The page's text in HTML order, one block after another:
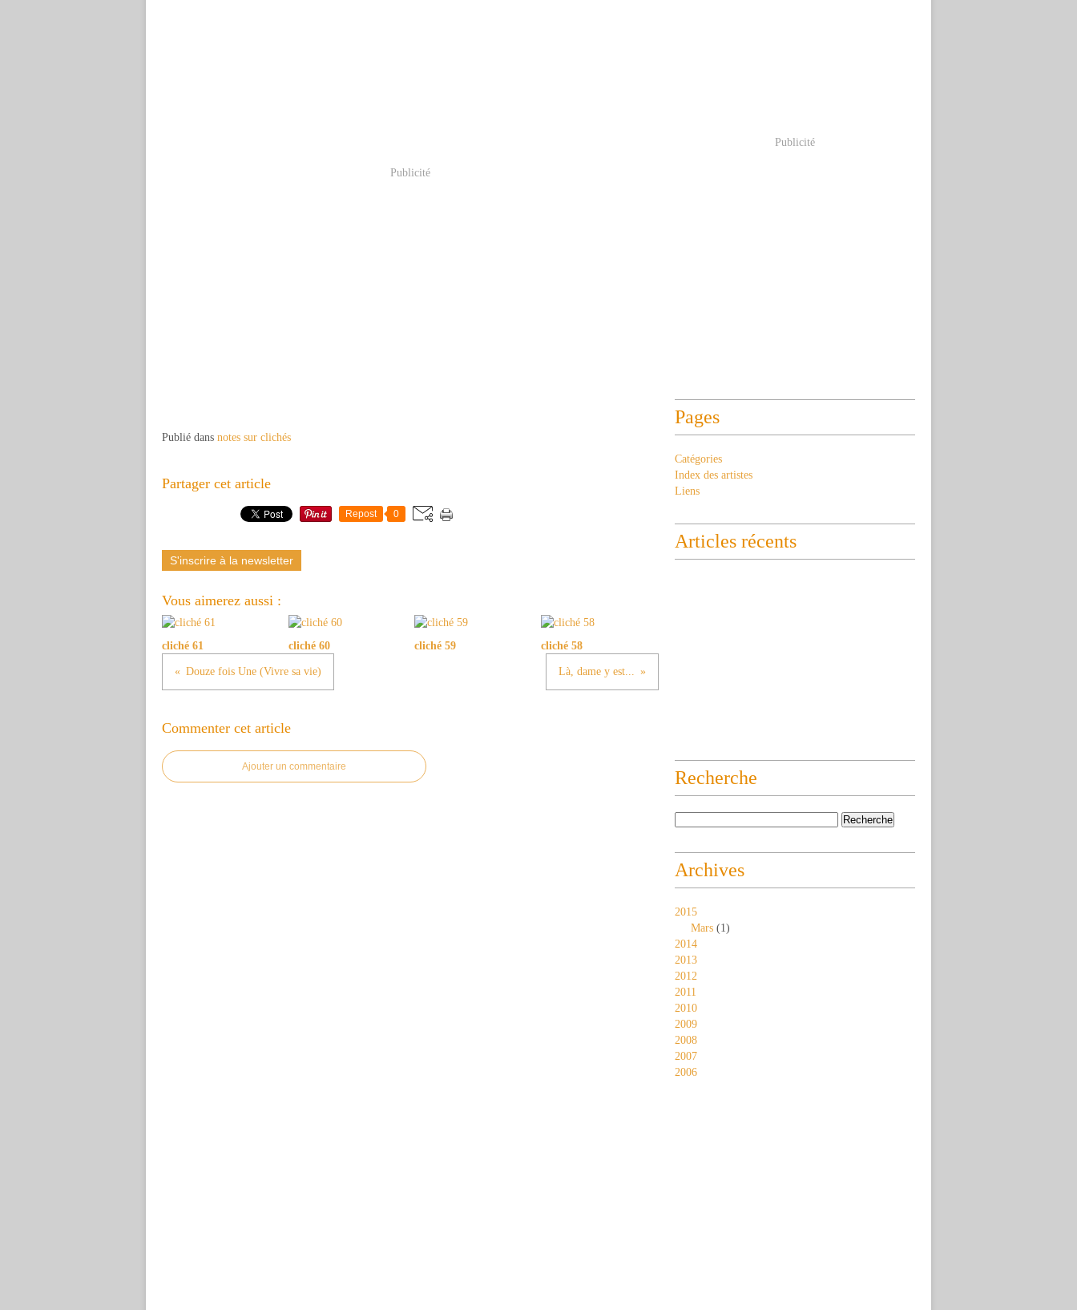
Publicité
Publié dans notes sur clichés
Partager cet article
Repost 0
S'inscrire à la newsletter
Vous aimerez aussi :
cliché 61 cliché 60 cliché 59 cliché 58
Douze fois Une (Vivre sa vie) Là, dame y est...
Commenter cet article
Ajouter un commentaire
Publicité
Pages
Catégories
Index des artistes
Liens
Articles récents
Recherche
Archives
2015
Mars (1)
2014
2013
2012
2011
2010
2009
2008
2007
2006